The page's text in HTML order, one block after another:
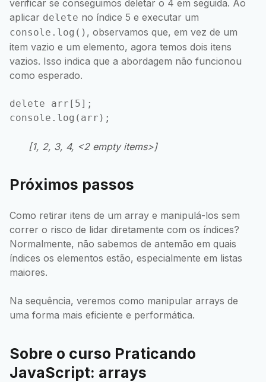
verificar se conseguimos deletar o 4 em seguida. Ao
aplicar delete no índice 5 e executar um
console.log() , observamos que, em vez de um
item vazio e um elemento, agora temos dois itens
vazios. Isso indica que a abordagem não funcionou
como esperado.
delete arr[5];
[1, 2, 3, 4, <2 empty items>]
Próximos passos
Como retirar itens de um array e manipulá-los sem
correr o risco de lidar diretamente com os índices?
Normalmente, não sabemos de antemão em quais
índices os elementos estão, especialmente em listas
maiores.
Na sequência, veremos como manipular arrays de
uma forma mais eficiente e performática.
Sobre o curso Praticando
JavaScript: arrays